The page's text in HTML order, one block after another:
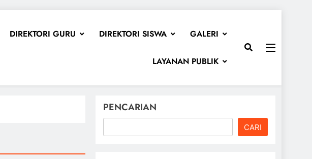
DIREKTORI GURU DIREKTORI SISWA GALERI
LAYANAN PUBLIK
PENCARIAN
CARI